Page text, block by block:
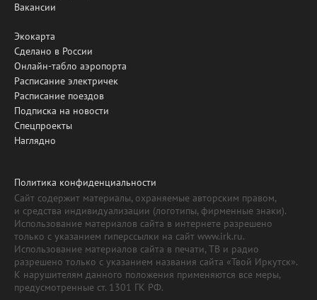
Вакансии
Экокарта
Сделано в России
Онлайн-табло аэропорта
Расписание электричек
Расписание поездов
Подписка на новости
Спецпроекты
Наглядно
Политика конфиденциальности
Сайт содержит материалы, охраняемые авторским правом,
и средства индивидуализации (логотипы, фирменные знаки).
Использование материалов сайта в интернете разрешено
только с указанием гиперссылки на сайт www.irk.ru.
Использование материалов сайта в печати, ТВ и радио
разрешено только с указанием названия сайта «Твой Иркутск».
К нарушителям данного положения применяются все меры,
предусмотренные ст. 1301 ГК РФ.